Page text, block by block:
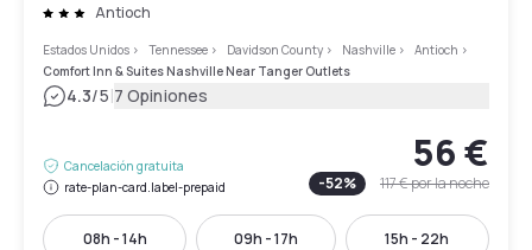
Antioch
Estados Unidos > Tennessee > Davidson County > Nashville > Antioch >
Comfort Inn & Suites Nashville Near Tanger Outlets
4.3/5|7 Opiniones
Cancelación gratuita
rate-plan-card.label-prepaid
56 €
-52% 117 €por la noche
08h - 14h 09h - 17h 15h - 22h